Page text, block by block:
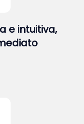
e intuitiva,